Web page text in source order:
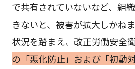
で共有されていないなど、組
きないと、被害が拡大しかね
状況を踏まえ、改正労働安全
の「悪化防止」および「初動